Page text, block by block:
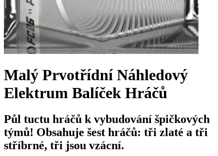
Malý Prvotřídní Náhledový
Elektrum Balíček Hráčů
Půl tuctu hráčů k vybudování špičkových
týmů! Obsahuje šest hráčů: tři zlaté a tři
stříbrné, tři jsou vzácní.